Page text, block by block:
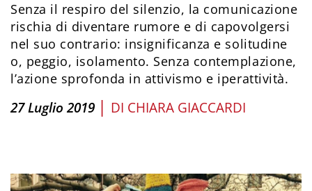
Senza il respiro del silenzio, la comunicazione
rischia di diventare rumore e di capovolgersi
nel suo contrario: insignificanza e solitudine
o, peggio, isolamento. Senza contemplazione,
l’azione sprofonda in attivismo e iperattività.
27 Luglio 2019 | DI CHIARA GIACCARDI